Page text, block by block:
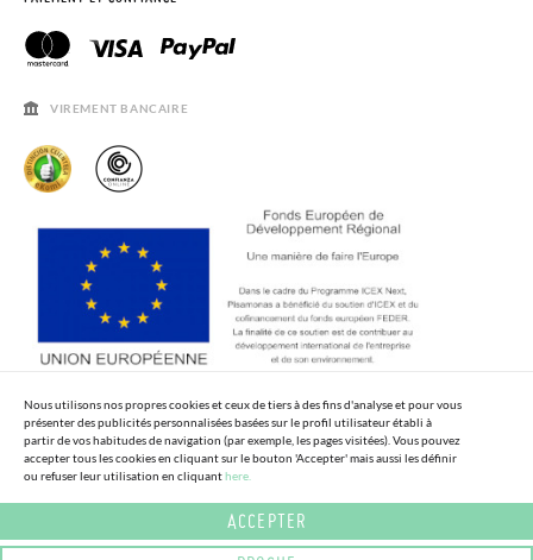
BLOG & NEWS
AVIS LÉGAL, CONFIDENCIALITÉ ET COOKIES
GUIDE DE TAILLES
SOLDES
CONTACT
HORAIRES
QUESTIONS FRÉQUENTES
VIREMENT BANCAIRE
Nous utilisons nos propres cookies et ceux de tiers à des fins d'analyse et pour vous
présenter des publicités personnalisées basées sur le profil utilisateur établi à
partir de vos habitudes de navigation (par exemple, les pages visitées). Vous pouvez
accepter tous les cookies en cliquant sur le bouton 'Accepter' mais aussi les définir
ou refuser leur utilisation en cliquanthere.
ACCEPTER